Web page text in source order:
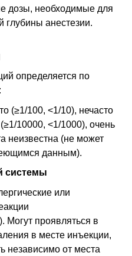
дозы, необходимые для
глубины анестезии.
определяется по
(≥1/100, <1/10), нечасто
10000, <1/1000), очень
неизвестна (не может
данным).
системы
или
Могут проявляться в
в месте инъекции,
независимо от места